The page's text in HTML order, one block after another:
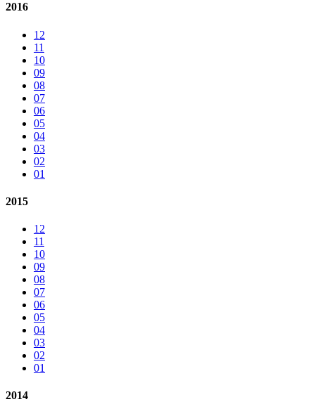
2016
12
11
10
09
08
07
06
05
04
03
02
01
2015
12
11
10
09
08
07
06
05
04
03
02
01
2014